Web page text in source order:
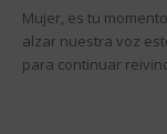
Mujer, es tu
alzar nuestra voz
para continuar